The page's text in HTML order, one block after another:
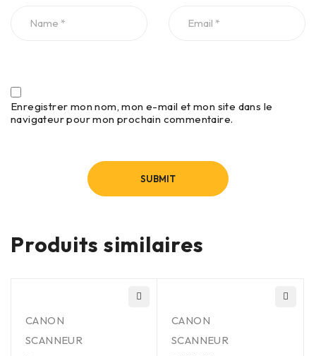
Enregistrer mon nom, mon e-mail et mon site dans le
navigateur pour mon prochain commentaire.
Produits similaires
CANON
SCANNEUR
CANON
SCANNEUR